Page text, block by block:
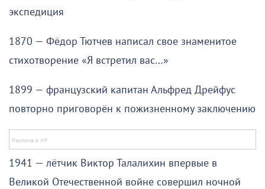
экспедиция
1870 — Фёдор Тютчев написал свое знаменитое
стихотворение «Я встретил вас…»
1899 — французский капитан Альфред Дрейфус
повторно приговорён к пожизненному заключению
1941 — лётчик Виктор Талалихин впервые в
Великой Отечественной войне совершил ночной